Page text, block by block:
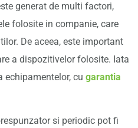
generat de multi factori,
folosite in companie, care
De aceea, este important
a dispozitivelor folosite. Iata
echipamentelor, cu garantia
si periodic pot fi